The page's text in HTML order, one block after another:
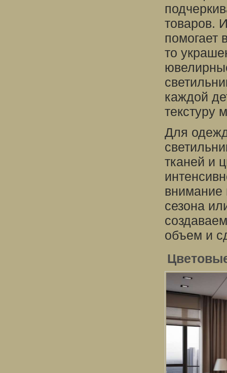
товаров.
помогает
то
каждой
текстуру
Для
тканей и
внимание
сезона
объем и